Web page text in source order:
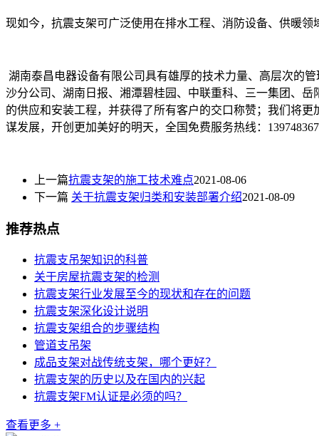
现如今，抗震支架可广泛使用在排水工程、消防设备、供暖
湖南泰昌电器设备有限公司具有雄厚的技术力量、高层次的
沙分公司、湖南日报、湘潭碧桂园、中联重科、三一集团、
的供应和安装工程，并获得了所有客户的交口称赞；我们将
谋发展，开创更加美好的明天，全国免费服务热线：
上一篇抗震支架的施工技术难点2021-08-06
下一篇 关于抗震支架归类和安装部署介绍2021-08-09
推荐热点
抗震支吊架知识的科普
关于房屋抗震支架的检测
抗震支架行业发展至今的现状和存在的问题
抗震支架深化设计说明
抗震支架组合的步骤结构
管道支吊架
成品支架对战传统支架，哪个更好？
抗震支架的历史以及在国内的兴起
抗震支架FM认证是必须的吗？
查看更多 +